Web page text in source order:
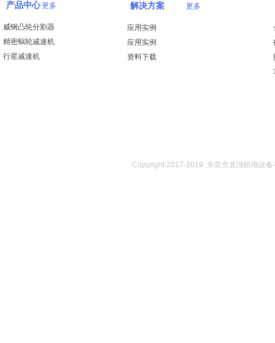
产品中心更多
威钢凸轮分割器
精密蜗轮减速机
行星减速机
解决方案 更多
应用实例
应用实例
资料下载
Copyright 2017-2019 东莞市龙璟机电设